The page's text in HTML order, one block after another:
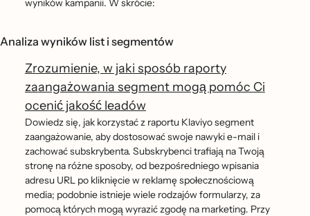
wyników kampanii. W skrócie:
Analiza wyników list i segmentów
Zrozumienie, w jaki sposób raporty
zaangażowania segment mogą pomóc Ci
ocenić jakość leadów
Dowiedz się, jak korzystać z raportu Klaviyo segment
zaangażowanie, aby dostosować swoje nawyki e-mail i
zachować subskrybenta. Subskrybenci trafiają na Twoją
stronę na różne sposoby, od bezpośredniego wpisania
adresu URL po kliknięcie w reklamę społecznościową
media; podobnie istnieje wiele rodzajów formularzy, za
pomocą których mogą wyrazić zgodę na marketing. Przy